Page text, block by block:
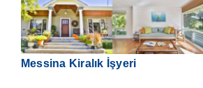
Messina Kiralık İşyeri